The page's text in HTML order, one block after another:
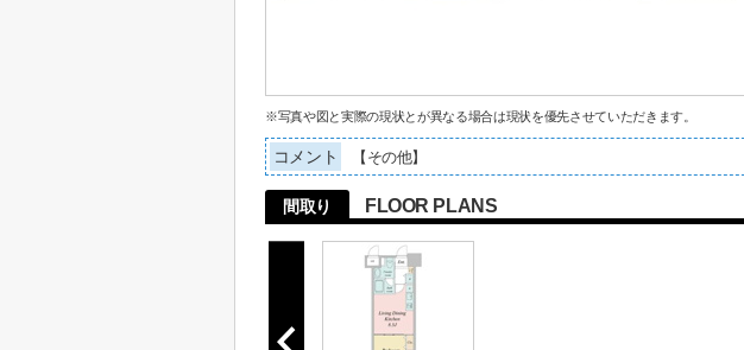
※写真や図と実際の現状とが異なる場合は現状を優先させていただきます。
コメント 【その他】
間取り FLOOR PLANS